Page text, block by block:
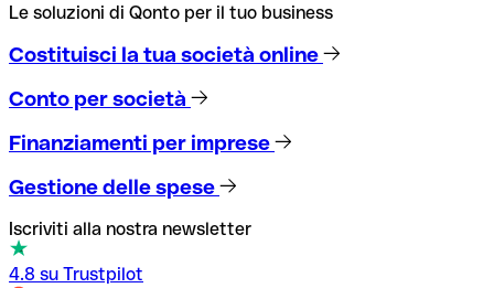
Le soluzioni di Qonto per il tuo business
Costituisci la tua società online
Conto per società
Finanziamenti per imprese
Gestione delle spese
Iscriviti alla nostra newsletter
4.8 su Trustpilot